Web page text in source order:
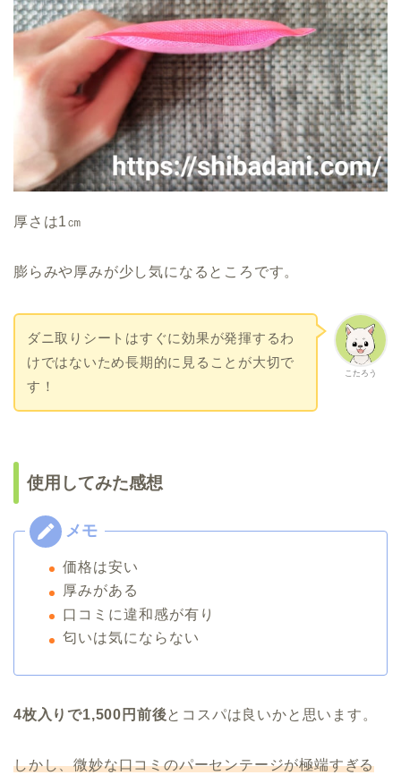
厚さは1㎝
膨らみや厚みが少し気になるところです。
こたろう
ダニ取りシートはすぐに効果が発揮するわ
けではないため長期的に見ることが大切で
す！
使用してみた感想
価格は安い
厚みがある
口コミに違和感が有り
匂いは気にならない
4枚入りで1,500円前後とコスパは良いかと思います。
しかし、微妙な口コミのパーセンテージが極端すぎる